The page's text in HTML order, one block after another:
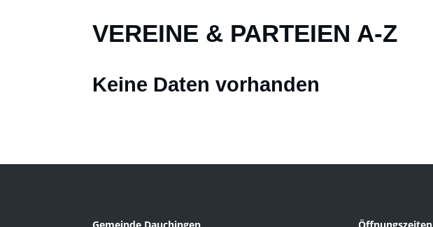
VEREINE & PARTEIEN A-Z
Keine Daten vorhanden